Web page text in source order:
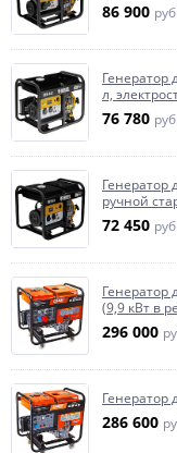
86 900 руб.
Генератор
л,
76 780 руб.
Генератор
ручной
72 450 руб.
Генератор
(9,9 кВт в
296 000
Генератор
286 600